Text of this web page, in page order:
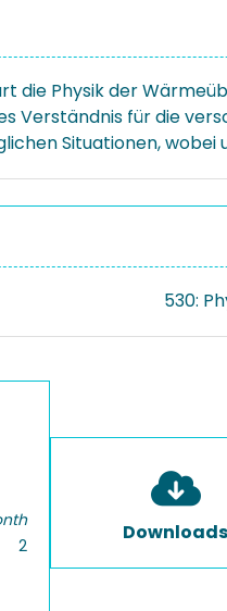
die Physik der
Verständnis für die
Situationen,
530:
2
Downloads